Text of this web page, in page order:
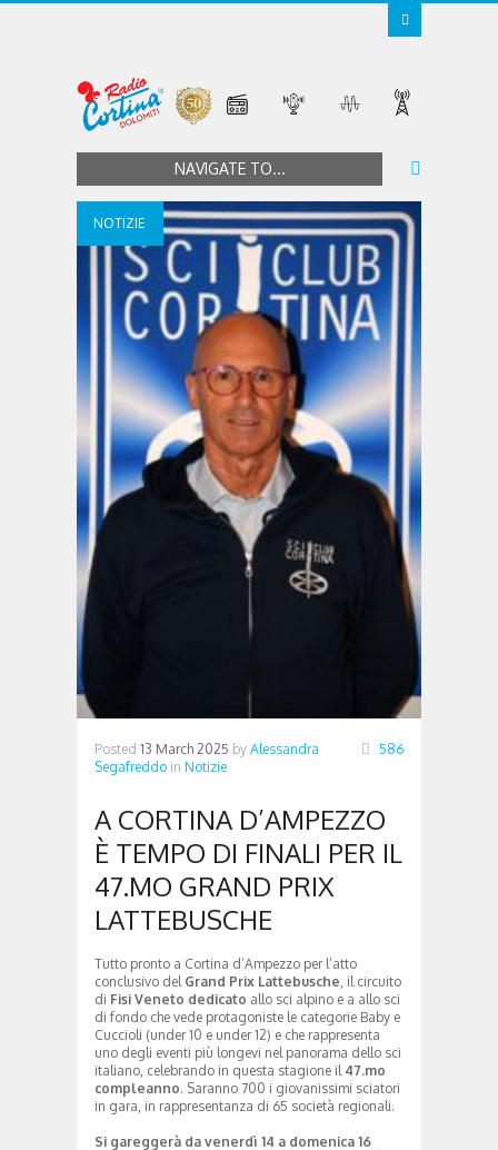
NAVIGATE TO...
NOTIZIE
Posted 13 March 2025 by Alessandra
Segafreddo in Notizie
586
A CORTINA D’AMPEZZO
È TEMPO DI FINALI PER IL
47.MO GRAND PRIX
LATTEBUSCHE
Tutto pronto a Cortina d’Ampezzo per l’atto
conclusivo del Grand Prix Lattebusche , il circuito
di Fisi Veneto dedicato allo sci alpino e a allo sci
di fondo che vede protagoniste le categorie Baby e
Cuccioli (under 10 e under 12) e che rappresenta
uno degli eventi più longevi nel panorama dello sci
italiano, celebrando in questa stagione il 47.mo
compleanno. Saranno 700 i giovanissimi sciatori
in gara, in rappresentanza di 65 società regionali.
Si gareggerà da venerdì 14 a domenica 16